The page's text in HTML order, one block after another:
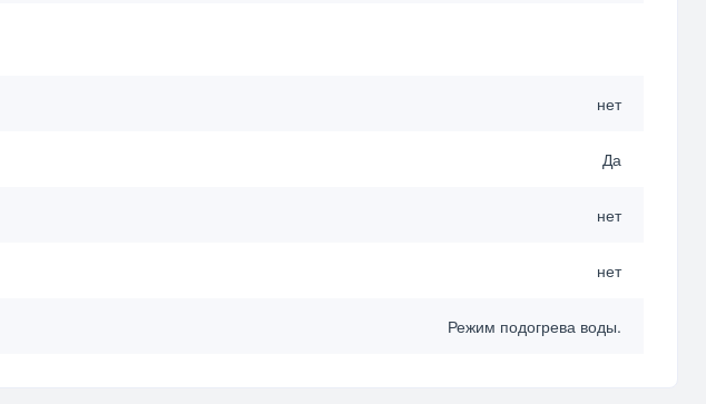
нет
Да
нет
нет
Режим подогрева воды.